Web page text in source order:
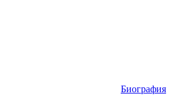
Биография